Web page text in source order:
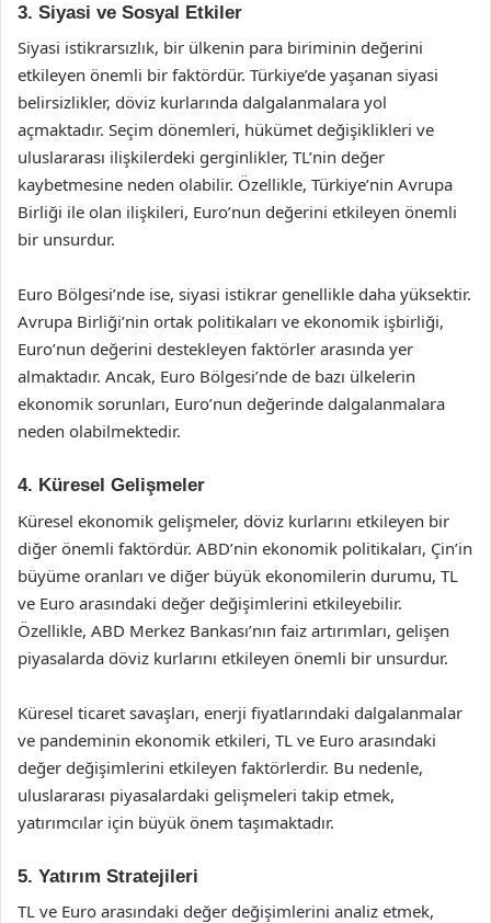
3. Siyasi ve Sosyal Etkiler
Siyasi istikrarsızlık, bir ülkenin para biriminin değerini
etkileyen önemli bir faktördür. Türkiye’de yaşanan siyasi
belirsizlikler, döviz kurlarında dalgalanmalara yol
açmaktadır. Seçim dönemleri, hükümet değişiklikleri ve
uluslararası ilişkilerdeki gerginlikler, TL’nin değer
kaybetmesine neden olabilir. Özellikle, Türkiye’nin Avrupa
Birliği ile olan ilişkileri, Euro’nun değerini etkileyen önemli
bir unsurdur.
Euro Bölgesi’nde ise, siyasi istikrar genellikle daha yüksektir.
Avrupa Birliği’nin ortak politikaları ve ekonomik işbirliği,
Euro’nun değerini destekleyen faktörler arasında yer
almaktadır. Ancak, Euro Bölgesi’nde de bazı ülkelerin
ekonomik sorunları, Euro’nun değerinde dalgalanmalara
neden olabilmektedir.
4. Küresel Gelişmeler
Küresel ekonomik gelişmeler, döviz kurlarını etkileyen bir
diğer önemli faktördür. ABD’nin ekonomik politikaları, Çin’in
büyüme oranları ve diğer büyük ekonomilerin durumu, TL
ve Euro arasındaki değer değişimlerini etkileyebilir.
Özellikle, ABD Merkez Bankası’nın faiz artırımları, gelişen
piyasalarda döviz kurlarını etkileyen önemli bir unsurdur.
Küresel ticaret savaşları, enerji fiyatlarındaki dalgalanmalar
ve pandeminin ekonomik etkileri, TL ve Euro arasındaki
değer değişimlerini etkileyen faktörlerdir. Bu nedenle,
uluslararası piyasalardaki gelişmeleri takip etmek,
yatırımcılar için büyük önem taşımaktadır.
5. Yatırım Stratejileri
TL ve Euro arasındaki değer değişimlerini analiz etmek,